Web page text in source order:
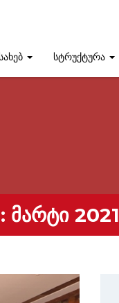
სტრუქტურა
ᲛᲐᲠᲢᲘ 2021